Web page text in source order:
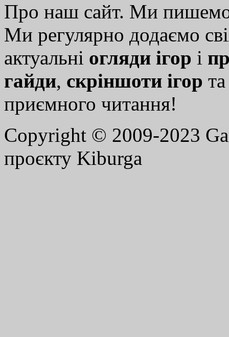
Про наш сайт. Ми
Ми регулярно додаємо
актуальні огляди ігор і
гайди, скріншоти ігор
приємного читання!
Copyright © 2009-2023
проєкту Kiburga